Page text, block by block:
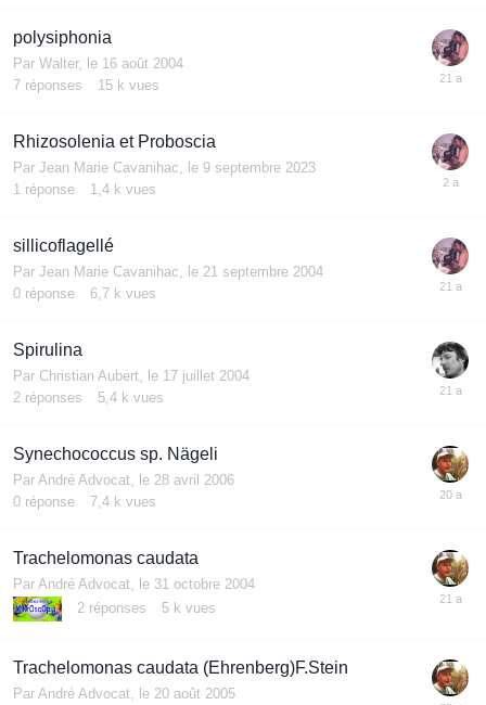
polysiphonia
Par Walter, le 16 août 2004
7 réponses 15 k vues
Rhizosolenia et Proboscia
Par Jean Marie Cavanihac, le 9 septembre 2023
1 réponse 1,4 k vues
sillicoflagellé
Par Jean Marie Cavanihac, le 21 septembre 2004
0 réponse 6,7 k vues
Spirulina
Par Christian Aubert, le 17 juillet 2004
2 réponses 5,4 k vues
Synechococcus sp. Nägeli
Par André Advocat, le 28 avril 2006
0 réponse 7,4 k vues
Trachelomonas caudata
Par André Advocat, le 31 octobre 2004
2 réponses 5 k vues
Trachelomonas caudata (Ehrenberg)F.Stein
Par André Advocat, le 20 août 2005